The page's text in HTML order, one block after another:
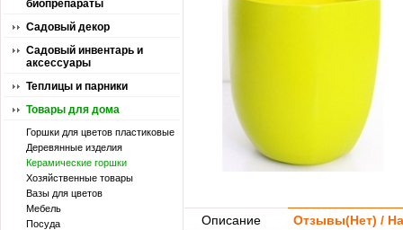
биопрепараты
Садовый декор
Садовый инвентарь и
аксессуары
Теплицы и парники
Товары для дома
Горшки для цветов пластиковые
Деревянные изделия
Керамические горшки
Хозяйственные товары
Вазы для цветов
Мебель
Посуда
Описание Отзывы(Нет) /